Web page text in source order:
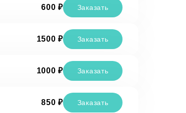
600 ₽ Заказать
1500 ₽ Заказать
1000 ₽ Заказать
850 ₽ Заказать